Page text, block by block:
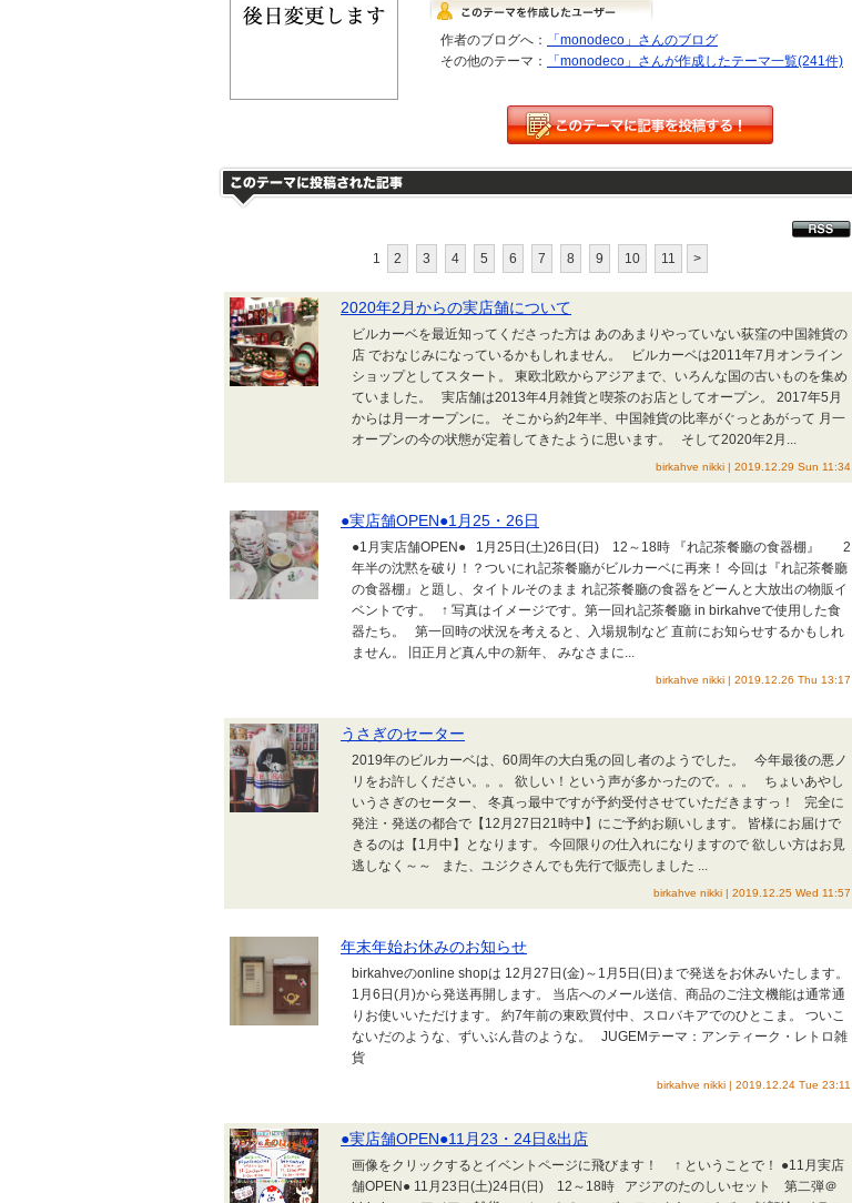
作者のブログへ：
「monodeco」さんのブログ
その他のテーマ：
「monodeco」さんが作成したテーマ一覧(241件)
1 2 3 4 5 6 7 8 9 10 11 >
2020年2月からの実店舗について
ビルカーベを最近知ってくださった方は あのあまりやっていない荻窪の中国雑貨の
店 でおなじみになっているかもしれません。 ビルカーベは2011年7月オンライン
ショップとしてスタート。 東欧北欧からアジアまで、いろんな国の古いものを集め
ていました。 実店舗は2013年4月雑貨と喫茶のお店としてオープン。 2017年5月
からは月一オープンに。 そこから約2年半、中国雑貨の比率がぐっとあがって 月一
オープンの今の状態が定着してきたように思います。 そして2020年2月...
birkahve nikki | 2019.12.29 Sun 11:34
●実店舗OPEN●1月25・26日
●1月実店舗OPEN● 1月25日(土)26日(日) 12～18時 『れ記茶餐廳の食器棚』 2
年半の沈黙を破り！？ついにれ記茶餐廳がビルカーベに再来！ 今回は『れ記茶餐廳
の食器棚』と題し、タイトルそのまま れ記茶餐廳の食器をどーんと大放出の物販イ
ベントです。 ↑ 写真はイメージです。第一回れ記茶餐廳 in birkahveで使用した食
器たち。 第一回時の状況を考えると、入場規制など 直前にお知らせするかもしれ
ません。 旧正月ど真ん中の新年、 みなさまに...
birkahve nikki | 2019.12.26 Thu 13:17
うさぎのセーター
2019年のビルカーベは、60周年の大白兎の回し者のようでした。 今年最後の悪ノ
リをお許しください。。。 欲しい！という声が多かったので。。。 ちょいあやし
いうさぎのセーター、 冬真っ最中ですが予約受付させていただきますっ！ 完全に
発注・発送の都合で【12月27日21時中】にご予約お願いします。 皆様にお届けで
きるのは【1月中】となります。 今回限りの仕入れになりますので 欲しい方はお見
逃しなく～～ また、ユジクさんでも先行で販売しました ...
birkahve nikki | 2019.12.25 Wed 11:57
年末年始お休みのお知らせ
birkahveのonline shopは 12月27日(金)～1月5日(日)まで発送をお休みいたします。
1月6日(月)から発送再開します。 当店へのメール送信、商品のご注文機能は通常通
りお使いいただけます。 約7年前の東欧買付中、スロバキアでのひとこま。 ついこ
ないだのような、ずいぶん昔のような。 JUGEMテーマ：アンティーク・レトロ雑
貨
birkahve nikki | 2019.12.24 Tue 23:11
●実店舗OPEN●11月23・24日&出店
画像をクリックするとイベントページに飛びます！ ↑ ということで！ ●11月実店
舗OPEN● 11月23日(土)24日(日) 12～18時 アジアのたのしいセット 第二弾＠